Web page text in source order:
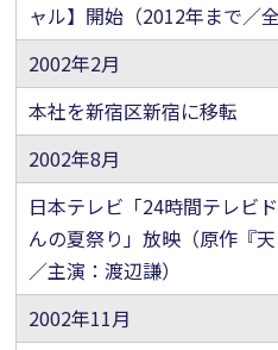
ャル】開始（2012年まで／
2002年2月
本社を新宿区新宿に移転
2002年8月
日本テレビ「24時間テレビ
んの夏祭り」放映（原作『
／主演：渡辺謙）
2002年11月